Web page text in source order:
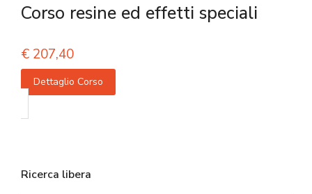
Corso resine ed effetti speciali
€ 207,40
Dettaglio Corso
Ricerca libera